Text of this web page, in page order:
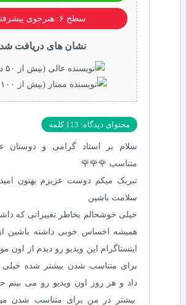
سطح ۶: هنرجوی پیشرفته
نشان های دریافت
محتوای دیدگاه: 113 کلمه
سلام بر استاد گرامی و دوستان
متناسب 🌹🌹🌹
تبریک میکم دوست عزیزم بهتون
سلامت باشین
خیلی خوشحالم بخاطر تغییراتی که
همیشه اخساس خوبی داشته باشین
اینستاگرام این ویدیو رو دیدم از اون
برای متناسب شدن بیشتر شده
داد و هر روز اون ویدیو رو می بینم
بیشتر در من برای متناسب شدن